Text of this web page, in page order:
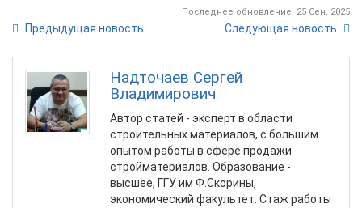
Последнее обновление: 25 Сен, 2025
Предыдущая новость Следующая новость
Надточаев Сергей
Владимирович
Автор статей - эксперт в области
строительных материалов, с большим
опытом работы в сфере продажи
стройматериалов. Образование -
высшее, ГГУ им Ф.Скорины,
экономический факультет. Стаж работы